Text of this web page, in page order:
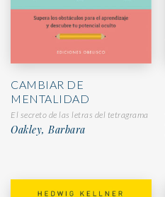
CAMBIAR DE
MENTALIDAD
El secreto de las letras del tetragrama
Oakley, Barbara